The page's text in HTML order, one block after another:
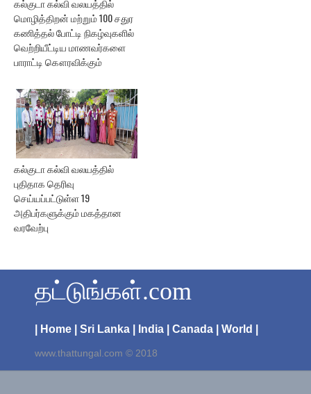
கல்குடா கல்வி வலயத்தில்
மொழித்திறன் மற்றும் 100 சதுர
கணித்தல் போட்டி நிகழ்வுகளில்
வெற்றியீட்டிய மாணவர்களை
பாராட்டி கௌரவிக்கும்
கல்குடா கல்வி வலயத்தில்
புதிதாக தெரிவு
செய்யப்பட்டுள்ள 19
அதிபர்களுக்கும் மகத்தான
வரவேற்பு
தட்டுங்கள்.com
| Home | Sri Lanka | India | Canada | World |
www.thattungal.com © 2018